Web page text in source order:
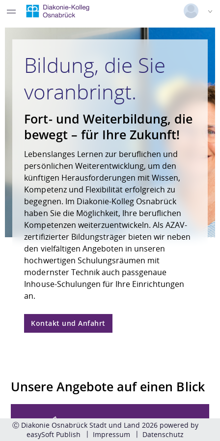
Deutsch | Englisch
Versionsnummer: 2025.3.04.58684
Bildung, die Sie
voranbringt.
Fort- und Weiterbildung, die
bewegt – für Ihre Zukunft!
Lebenslanges Lernen zur beruflichen und
persönlichen Weiterentwicklung, um den
künftigen Herausforderungen mit Wissen,
Kompetenz und Flexibilität erfolgreich zu
begegnen. Im Diakonie-Kolleg Osnabrück
haben Sie die Möglichkeit, Ihre beruflichen
Kompetenzen weiterzuentwickeln. Als AZAV-
zertifizierter Bildungsträger bieten wir neben
den vielfältigen Angeboten in unseren
hochwertigen Schulungsräumen mit
modernster Technik auch passgenaue
Inhouse-Schulungen für Ihre Einrichtungen
an.
Kontakt und Anfahrt
Unsere Angebote auf einen Blick
Ⓒ Diakonie Osnabrück Stadt und Land 2026 powered by
easySoft Publish
Impressum Datenschutz